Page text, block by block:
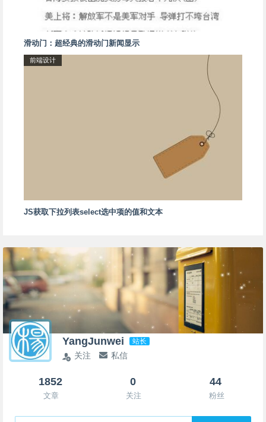
滑动门：超经典的滑动门新闻显示
前端设计
JS获取下拉列表select选中项的值和文本
YangJunwei 站长
关注 私信
1852
文章
0
关注
44
粉丝